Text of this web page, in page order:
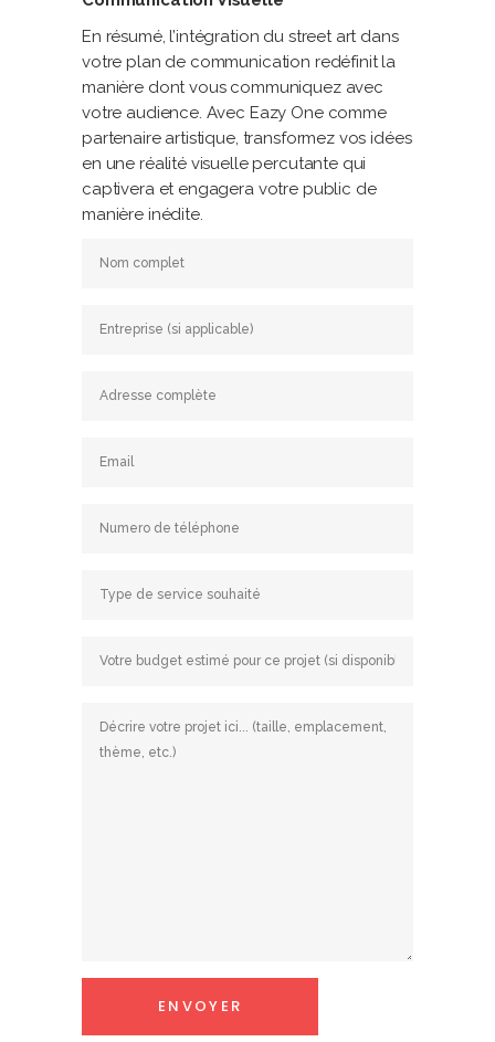
En résumé, l’intégration du street art dans
votre plan de communication redéfinit la
manière dont vous communiquez avec
votre audience. Avec Eazy One comme
partenaire artistique, transformez vos idées
en une réalité visuelle percutante qui
captivera et engagera votre public de
manière inédite.